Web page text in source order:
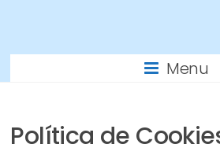
Menu
Política de